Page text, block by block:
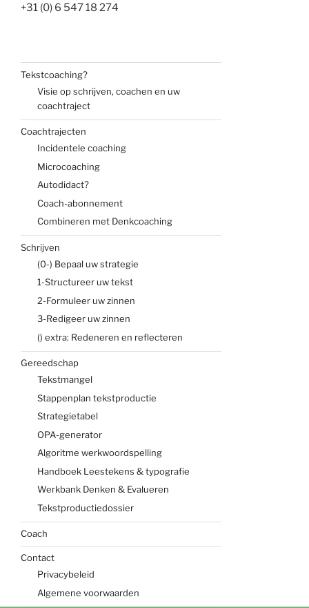
+31 (0) 6 547 18 274
Tekstcoaching?
Visie op schrijven, coachen en uw
coachtraject
Coachtrajecten
Incidentele coaching
Microcoaching
Autodidact?
Coach-abonnement
Combineren met Denkcoaching
Schrijven
(0-) Bepaal uw strategie
1-Structureer uw tekst
2-Formuleer uw zinnen
3-Redigeer uw zinnen
() extra: Redeneren en reflecteren
Gereedschap
Tekstmangel
Stappenplan tekstproductie
Strategietabel
OPA-generator
Algoritme werkwoordspelling
Handboek Leestekens & typografie
Werkbank Denken & Evalueren
Tekstproductiedossier
Coach
Contact
Privacybeleid
Algemene voorwaarden